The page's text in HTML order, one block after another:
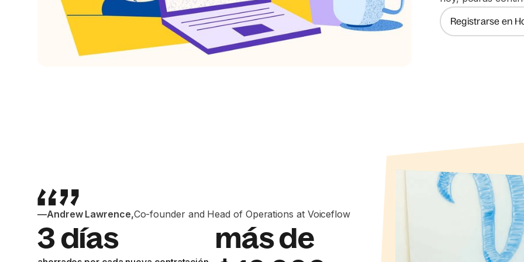
Registrarse en
—Andrew Lawrence,Co-founder and Head of Operations at Voiceflow
3 días
más de